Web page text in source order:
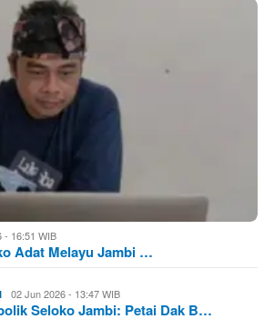
- 16:51 WIB
Adat Melayu Jambi …
02 Jun 2026 - 13:47 WIB
Seloko Jambi: Petai Dak B…